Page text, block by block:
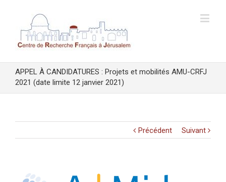
APPEL À CANDIDATURES : Projets et mobilités AMU-CRFJ
2021 (date limite 12 janvier 2021)
Précédent Suivant
Voir